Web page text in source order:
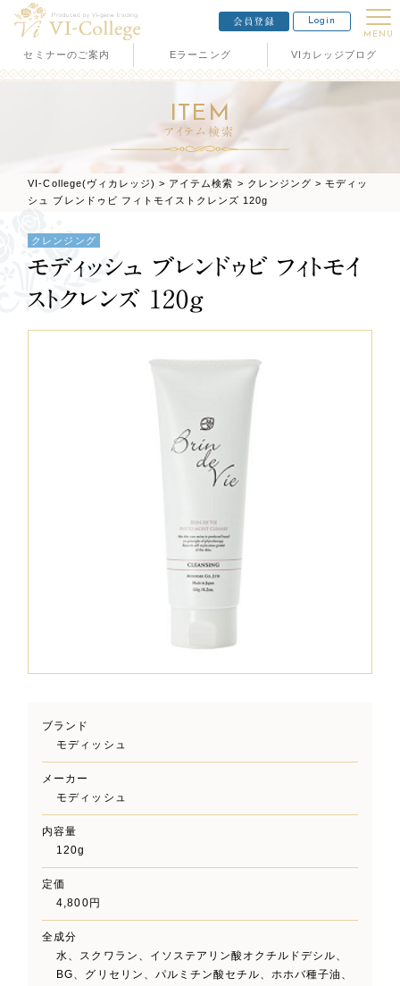
会員登録 Login
MENU
セミナーのご案内 Eラーニング VIカレッジブログ
ITEM
アイテム検索
VI-College(ヴィカレッジ) > アイテム検索 > クレンジング > モディッ
シュ ブレンドゥビ フィトモイストクレンズ 120g
クレンジング
モディッシュ ブレンドゥビ フィトモイ
ストクレンズ 120g
ブランド
モディッシュ
メーカー
モディッシュ
内容量
120g
定価
4,800円
全成分
水、スクワラン、イソステアリン酸オクチルドデシル、
BG、グリセリン、パルミチン酸セチル、ホホバ種子油、